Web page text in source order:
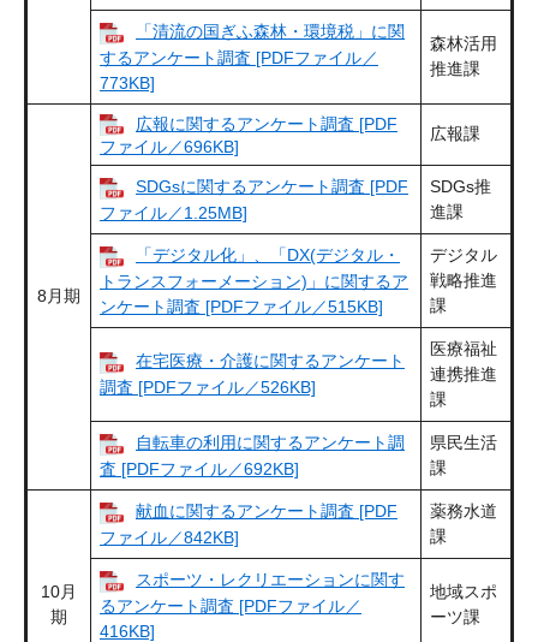
「清流の国ぎふ森林・環境税」に関
するアンケート調査 [PDFファイル／
773KB]
森林活用
推進課
8月期
広報に関するアンケート調査 [PDF
ファイル／696KB]
広報課
SDGsに関するアンケート調査 [PDF
ファイル／1.25MB]
SDGs推
進課
「デジタル化」、「DX(デジタル・
トランスフォーメーション)」に関するア
ンケート調査 [PDFファイル／515KB]
デジタル
戦略推進
課
在宅医療・介護に関するアンケート
調査 [PDFファイル／526KB]
医療福祉
連携推進
課
自転車の利用に関するアンケート調
査 [PDFファイル／692KB]
県民生活
課
10月
期
献血に関するアンケート調査 [PDF
ファイル／842KB]
薬務水道
課
スポーツ・レクリエーションに関す
るアンケート調査 [PDFファイル／
416KB]
地域スポ
ーツ課